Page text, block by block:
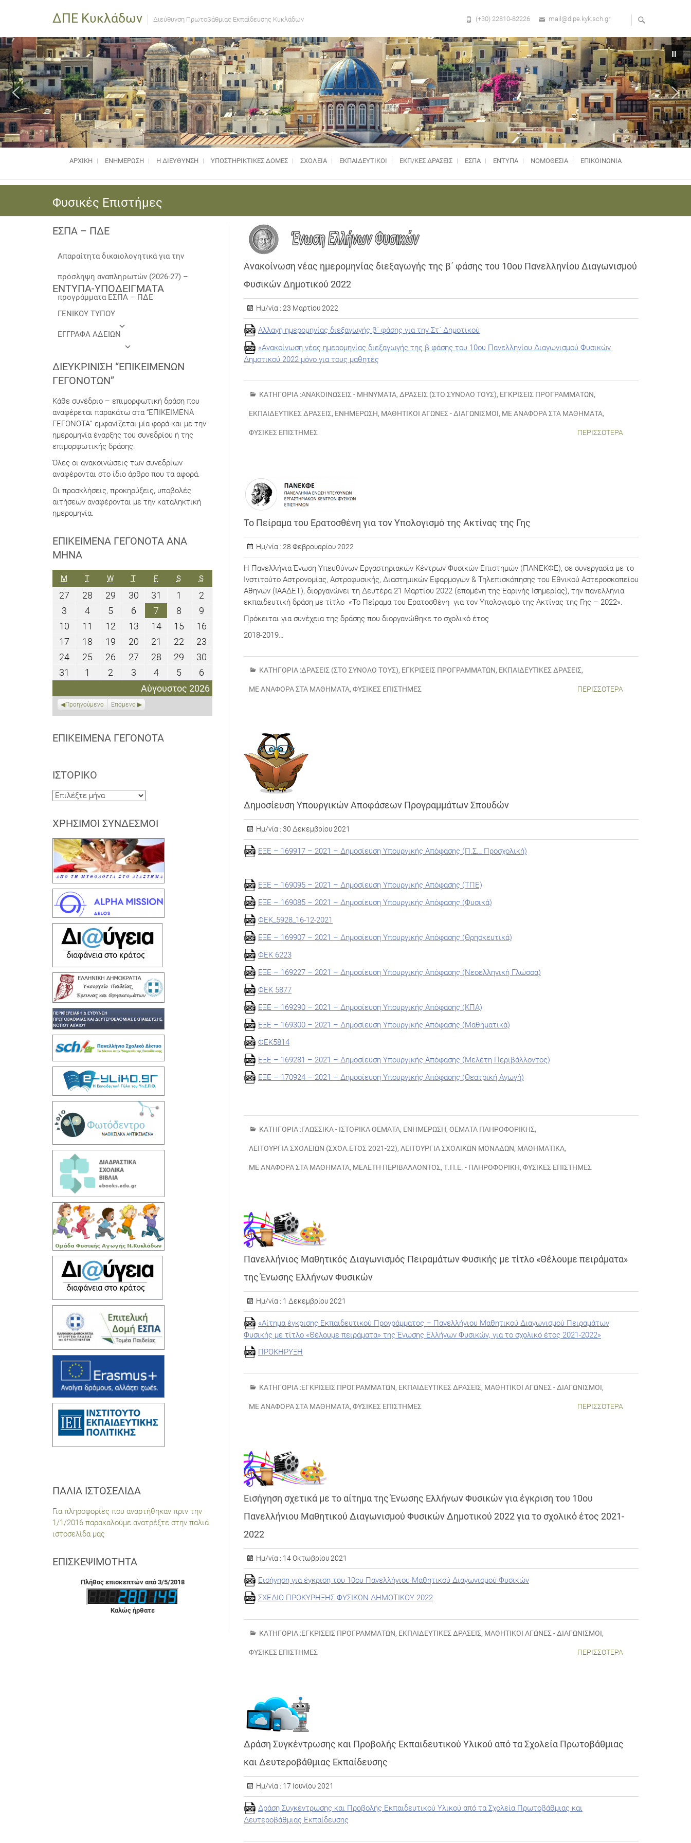
ΔΠΕ Κυκλάδων Διεύθυνση Πρωτοβάθμιας Εκπαίδευσης Κυκλάδων (+30) 22810-82226 mail@dipe.kyk.sch.gr
ΑΡΧΙΚΗ ΕΝΗΜΈΡΩΣΗ Η ΔΙΕΥΘΥΝΣΗ ΥΠΟΣΤΗΡΙΚΤΙΚΈΣ ΔΟΜΈΣ ΣΧΟΛΕΙΑ ΕΚΠΑΙΔΕΥΤΙΚΟΙ ΕΚΠ/ΚΕΣ ΔΡΑΣΕΙΣ ΕΣΠΑ ΕΝΤΥΠΑ ΝΟΜΟΘΕΣΊΑ ΕΠΙΚΟΙΝΩΝΙΑ
Φυσικές Επιστήμες
Ανακοίνωση νέας ημερομηνίας διεξαγωγής της β΄ φάσης του 10ου Πανελληνίου Διαγωνισμού
Φυσικών Δημοτικού 2022
Ημ/νία : 23 Μαρτίου 2022
Αλλαγή ημερομηνίας διεξαγωγής β΄ φάσης για την Στ΄ Δημοτικού
«Ανακοίνωση νέας ημερομηνίας διεξαγωγής της β φάσης του 10ου Πανελληνίου Διαγωνισμού Φυσικών
Δημοτικού 2022 μόνο για τους μαθητές
ΚΑΤΗΓΟΡΊΑ :ΑΝΑΚΟΙΝΏΣΕΙΣ - ΜΗΝΎΜΑΤΑ, ΔΡΆΣΕΙΣ (ΣΤΟ ΣΎΝΟΛΌ ΤΟΥΣ), ΕΓΚΡΊΣΕΙΣ ΠΡΟΓΡΑΜΜΆΤΩΝ,
ΕΚΠΑΙΔΕΥΤΙΚΈΣ ΔΡΆΣΕΙΣ, ΕΝΗΜΈΡΩΣΗ, ΜΑΘΗΤΙΚΟΊ ΑΓΏΝΕΣ - ΔΙΑΓΩΝΙΣΜΟΊ, ΜΕ ΑΝΑΦΟΡΆ ΣΤΑ ΜΑΘΉΜΑΤΑ,
ΦΥΣΙΚΈΣ ΕΠΙΣΤΉΜΕΣ ΠΕΡΙΣΣΌΤΕΡΑ
Το Πείραμα του Ερατοσθένη για τον Υπολογισμό της Ακτίνας της Γης
Ημ/νία : 28 Φεβρουαρίου 2022
Η Πανελλήνια Ένωση Υπευθύνων Εργαστηριακών Κέντρων Φυσικών Επιστημών (ΠΑΝΕΚΦΕ), σε συνεργασία με το
Ινστιτούτο Αστρονομίας, Αστροφυσικής, Διαστημικών Εφαρμογών & Τηλεπισκόπησης του Εθνικού Αστεροσκοπείου
Αθηνών (ΙΑΑΔΕΤ), διοργανώνει τη Δευτέρα 21 Μαρτίου 2022 (επομένη της Εαρινής Ισημερίας), την πανελλήνια
εκπαιδευτική δράση με τίτλο «Το Πείραμα του Ερατοσθένη για τον Υπολογισμό της Ακτίνας της Γης – 2022».
Πρόκειται για συνέχεια της δράσης που διοργανώθηκε το σχολικό έτος
2018-2019…
ΚΑΤΗΓΟΡΊΑ :ΔΡΆΣΕΙΣ (ΣΤΟ ΣΎΝΟΛΌ ΤΟΥΣ), ΕΓΚΡΊΣΕΙΣ ΠΡΟΓΡΑΜΜΆΤΩΝ, ΕΚΠΑΙΔΕΥΤΙΚΈΣ ΔΡΆΣΕΙΣ,
ΜΕ ΑΝΑΦΟΡΆ ΣΤΑ ΜΑΘΉΜΑΤΑ, ΦΥΣΙΚΈΣ ΕΠΙΣΤΉΜΕΣ ΠΕΡΙΣΣΌΤΕΡΑ
Δημοσίευση Υπουργικών Αποφάσεων Προγραμμάτων Σπουδών
Ημ/νία : 30 Δεκεμβρίου 2021
ΕΞΕ – 169917 – 2021 – Δημοσίευση Υπουργικής Απόφασης (Π.Σ._ Προσχολική)
ΕΞΕ – 169095 – 2021 – Δημοσίευση Υπουργικής Απόφασης (ΤΠΕ)
ΕΞΕ – 169085 – 2021 – Δημοσίευση Υπουργικής Απόφασης (Φυσικά)
ΦΕΚ_5928_16-12-2021
ΕΞΕ – 169907 – 2021 – Δημοσίευση Υπουργικής Απόφασης (Θρησκευτικά)
ΦΕΚ 6223
ΕΞΕ – 169227 – 2021 – Δημοσίευση Υπουργικής Απόφασης (Νεοελληνική Γλώσσα)
ΦΕΚ 5877
ΕΞΕ – 169290 – 2021 – Δημοσίευση Υπουργικής Απόφασης (ΚΠΑ)
ΕΞΕ – 169300 – 2021 – Δημοσίευση Υπουργικής Απόφασης (Μαθηματικά)
ΦΕΚ5814
ΕΞΕ – 169281 – 2021 – Δημοσίευση Υπουργικής Απόφασης (Μελέτη Περιβάλλοντος)
ΕΞΕ – 170924 – 2021 – Δημοσίευση Υπουργικής Απόφασης (Θεατρική Αγωγή)
ΚΑΤΗΓΟΡΊΑ :ΓΛΩΣΣΙΚΆ - ΙΣΤΟΡΙΚΆ ΘΈΜΑΤΑ, ΕΝΗΜΈΡΩΣΗ, ΘΈΜΑΤΑ ΠΛΗΡΟΦΟΡΙΚΉΣ,
ΛΕΙΤΟΥΡΓΊΑ ΣΧΟΛΕΊΩΝ (ΣΧΟΛ.ΈΤΟΣ 2021-22), ΛΕΙΤΟΥΡΓΊΑ ΣΧΟΛΙΚΏΝ ΜΟΝΆΔΩΝ, ΜΑΘΗΜΑΤΙΚΆ,
ΜΕ ΑΝΑΦΟΡΆ ΣΤΑ ΜΑΘΉΜΑΤΑ, ΜΕΛΈΤΗ ΠΕΡΙΒΆΛΛΟΝΤΟΣ, Τ.Π.Ε. - ΠΛΗΡΟΦΟΡΙΚΉ, ΦΥΣΙΚΈΣ ΕΠΙΣΤΉΜΕΣ
Πανελλήνιος Μαθητικός Διαγωνισμός Πειραμάτων Φυσικής με τίτλο «Θέλουμε πειράματα»
της Ένωσης Ελλήνων Φυσικών
Ημ/νία : 1 Δεκεμβρίου 2021
«Αίτημα έγκρισης Εκπαιδευτικού Προγράμματος – Πανελλήνιου Μαθητικού Διαγωνισμού Πειραμάτων
Φυσικής με τίτλο «Θέλουμε πειράματα» της Ένωσης Ελλήνων Φυσικών, για το σχολικό έτος 2021-2022»
ΠΡΟΚΗΡΥΞΗ
ΚΑΤΗΓΟΡΊΑ :ΕΓΚΡΊΣΕΙΣ ΠΡΟΓΡΑΜΜΆΤΩΝ, ΕΚΠΑΙΔΕΥΤΙΚΈΣ ΔΡΆΣΕΙΣ, ΜΑΘΗΤΙΚΟΊ ΑΓΏΝΕΣ - ΔΙΑΓΩΝΙΣΜΟΊ,
ΜΕ ΑΝΑΦΟΡΆ ΣΤΑ ΜΑΘΉΜΑΤΑ, ΦΥΣΙΚΈΣ ΕΠΙΣΤΉΜΕΣ ΠΕΡΙΣΣΌΤΕΡΑ
Εισήγηση σχετικά με το αίτημα της Ένωσης Ελλήνων Φυσικών για έγκριση του 10ου
Πανελλήνιου Μαθητικού Διαγωνισμού Φυσικών Δημοτικού 2022 για το σχολικό έτος 2021-
2022
Ημ/νία : 14 Οκτωβρίου 2021
Εισήγηση για έγκριση του 10ου Πανελλήνιου Μαθητικού Διαγωνισμού Φυσικών
ΣΧΕΔΙΟ ΠΡΟΚΥΡΗΞΗΣ ΦΥΣΙΚΩΝ ΔΗΜΟΤΙΚΟΥ 2022
ΚΑΤΗΓΟΡΊΑ :ΕΓΚΡΊΣΕΙΣ ΠΡΟΓΡΑΜΜΆΤΩΝ, ΕΚΠΑΙΔΕΥΤΙΚΈΣ ΔΡΆΣΕΙΣ, ΜΑΘΗΤΙΚΟΊ ΑΓΏΝΕΣ - ΔΙΑΓΩΝΙΣΜΟΊ,
ΦΥΣΙΚΈΣ ΕΠΙΣΤΉΜΕΣ ΠΕΡΙΣΣΌΤΕΡΑ
Δράση Συγκέντρωσης και Προβολής Εκπαιδευτικού Υλικού από τα Σχολεία Πρωτοβάθμιας
και Δευτεροβάθμιας Εκπαίδευσης
Ημ/νία : 17 Ιουνίου 2021
Δράση Συγκέντρωσης και Προβολής Εκπαιδευτικού Υλικού από τα Σχολεία Πρωτοβάθμιας και
Δευτεροβάθμιας Εκπαίδευσης
ΕΣΠΑ – ΠΔΕ
Απαραίτητα δικαιολογητικά για την
πρόσληψη αναπληρωτών (2026-27) –
προγράμματα ΕΣΠΑ – ΠΔΕ
ΕΝΤΥΠΑ-ΥΠΟΔΕΙΓΜΑΤΑ
ΓΕΝΙΚΟΥ ΤΥΠΟΥ
ΕΓΓΡΑΦΑ ΑΔΕΙΩΝ
ΔΙΕΥΚΡΊΝΙΣΗ “ΕΠΙΚΕΊΜΕΝΩΝ
ΓΕΓΟΝΌΤΩΝ”
Κάθε συνέδριο – επιμορφωτική δράση που
αναφέρεται παρακάτω στα “ΕΠΙΚΕΙΜΕΝΑ
ΓΕΓΟΝΟΤΑ” εμφανίζεται μία φορά και με την
ημερομηνία έναρξης του συνεδρίου ή της
επιμορφωτικής δράσης.
Όλες οι ανακοινώσεις των συνεδρίων
αναφέρονται στο ίδιο άρθρο που τα αφορά.
Οι προσκλήσεις, προκηρύξεις, υποβολές
αιτήσεων αναφέρονται με την καταληκτική
ημερομηνία.
ΕΠΙΚΕΊΜΕΝΑ ΓΕΓΟΝΌΤΑ ΑΝΆ
ΜΉΝΑ
Αύγουστος 2026
M ΔΕΥΤΈΡΑ
TΤΡΊΤΗWΤΕΤΆΡΤΗ
TΠΈΜΠΤΗ
FΠΑΡΑΣΚΕΥΉ
SΣΆΒΒΑΤΟ
SΚΥΡΙΑΚΉ
27
Ιουλίου
2026
28
Ιουλίου
2026
29
Ιουλίου
2026
3030
Ιουλίου
2026
31
Ιουλίου
2026
1
Αυγούστου
2026
22
Αυγούστου
3
Αυγούστου
2026
44
Αυγούστου
2026
55
Αυγούστου
2026
66
Αυγούστου
2026
77
Αυγούστου
2026
88
Αυγούστου
2026
99
Αυγούστου
2026
10
Αυγούστου
2026
11
Αυγούστου
2026
12
Αυγούστου
2026
1313
Αυγούστου
2026
1414
Αυγούστου
2026
1515
Αυγούστου
2026
1616
Αυγούστου
2026
17
Αυγούστου
2026
18
Αυγούστου
2026
19
Αυγούστου
2026
2020
Αυγούστου
2026
21
Αυγούστου
2026
2222
Αυγούστου
2026
2323
2026
2424
Αυγούστου
2026
2525
Αυγούστου
2026
26
Αυγούστου
2026
2727
Αυγούστου
2026
2828
Αυγούστου
2026
2929
Αυγούστου
2026
3030
Αυγούστου
2026
31
Αυγούστου
1
Σεπτεμβρίου
2
Σεπτεμβρίου
33
Σεπτεμβρίου
2026
44
Σεπτεμβρίου
2026
55
Σεπτεμβρίου
2026
66
Σεπτεμβρίου
2026
Προηγούμενο Επόμενο
ΕΠΙΚΕΊΜΕΝΑ ΓΕΓΟΝΌΤΑ
ΙΣΤΟΡΙΚΌ
Ιστορικό
ΧΡΉΣΙΜΟΙ ΣΎΝΔΕΣΜΟΙ
ΠΑΛΙΆ ΙΣΤΟΣΕΛΊΔΑ
Για πληροφορίες που αναρτήθηκαν πριν την
1/1/2016 παρακαλούμε ανατρέξτε στην παλιά
ιστοσελίδα μας
ΕΠΙΣΚΕΨΙΜΌΤΗΤΑ
Πλήθος επισκεπτών από 3/5/2018
Καλώς ήρθατε